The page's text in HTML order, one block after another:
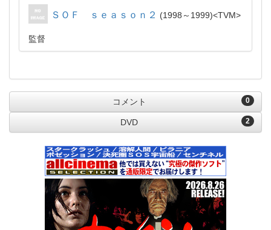
ＳＯＦ ｓｅａｓｏｎ２ 1998～1999 TVM
監督
0
コメント
2
DVD